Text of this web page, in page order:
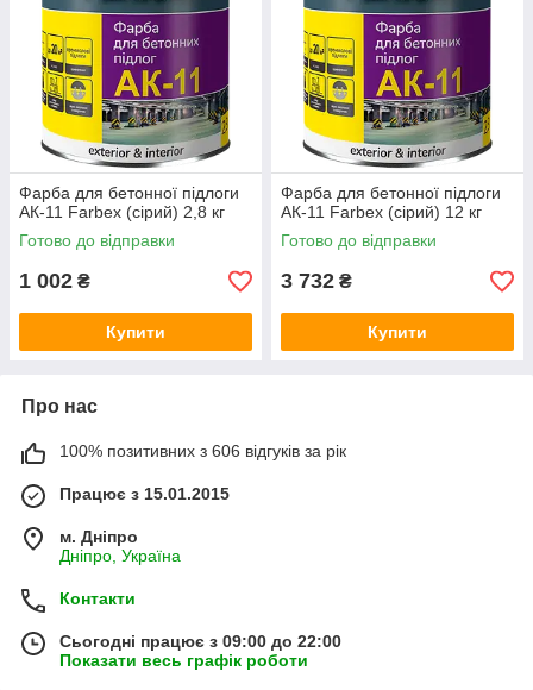
Фарба для бетонної підлоги
АК-11 Farbex (сірий) 2,8 кг
Готово до відправки
1 002 ₴
Купити
Фарба для бетонної підлоги
АК-11 Farbex (сірий) 12 кг
Готово до відправки
3 732 ₴
Купити
Про нас
100% позитивних з 606 відгуків за рік
Працює з 15.01.2015
м. Дніпро
Дніпро, Україна
Контакти
Сьогодні працює з 09:00 до 22:00
Показати весь графік роботи